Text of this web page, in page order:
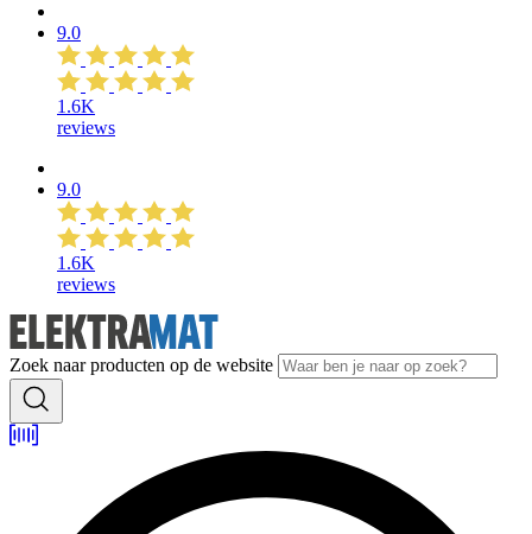
9.0
1.6K
reviews
9.0
1.6K
reviews
Zoek naar producten op de website